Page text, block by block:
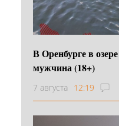
В Оренбурге в
мужчина (18+)
7 августа 12:19